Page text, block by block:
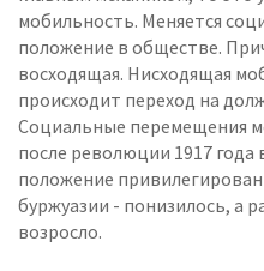
мобильность. Меняется
положение в обществе.
восходящая. Нисходящая
происходит переход на
Социальные перемещения
после революции 1917
положение
буржуазии - понизилось, а
возросло.